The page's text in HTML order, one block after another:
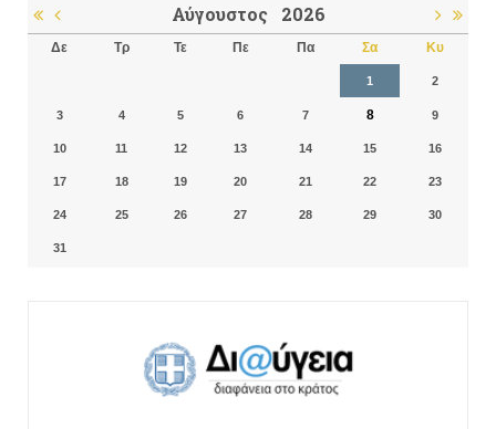
Αύγουστος 2026
Δε Τρ Τε Πε Πα Σα Κυ
1 2
3 4 5 6 7 8 9
10 11 12 13 14 15 16
17 18 19 20 21 22 23
24 25 26 27 28 29 30
31